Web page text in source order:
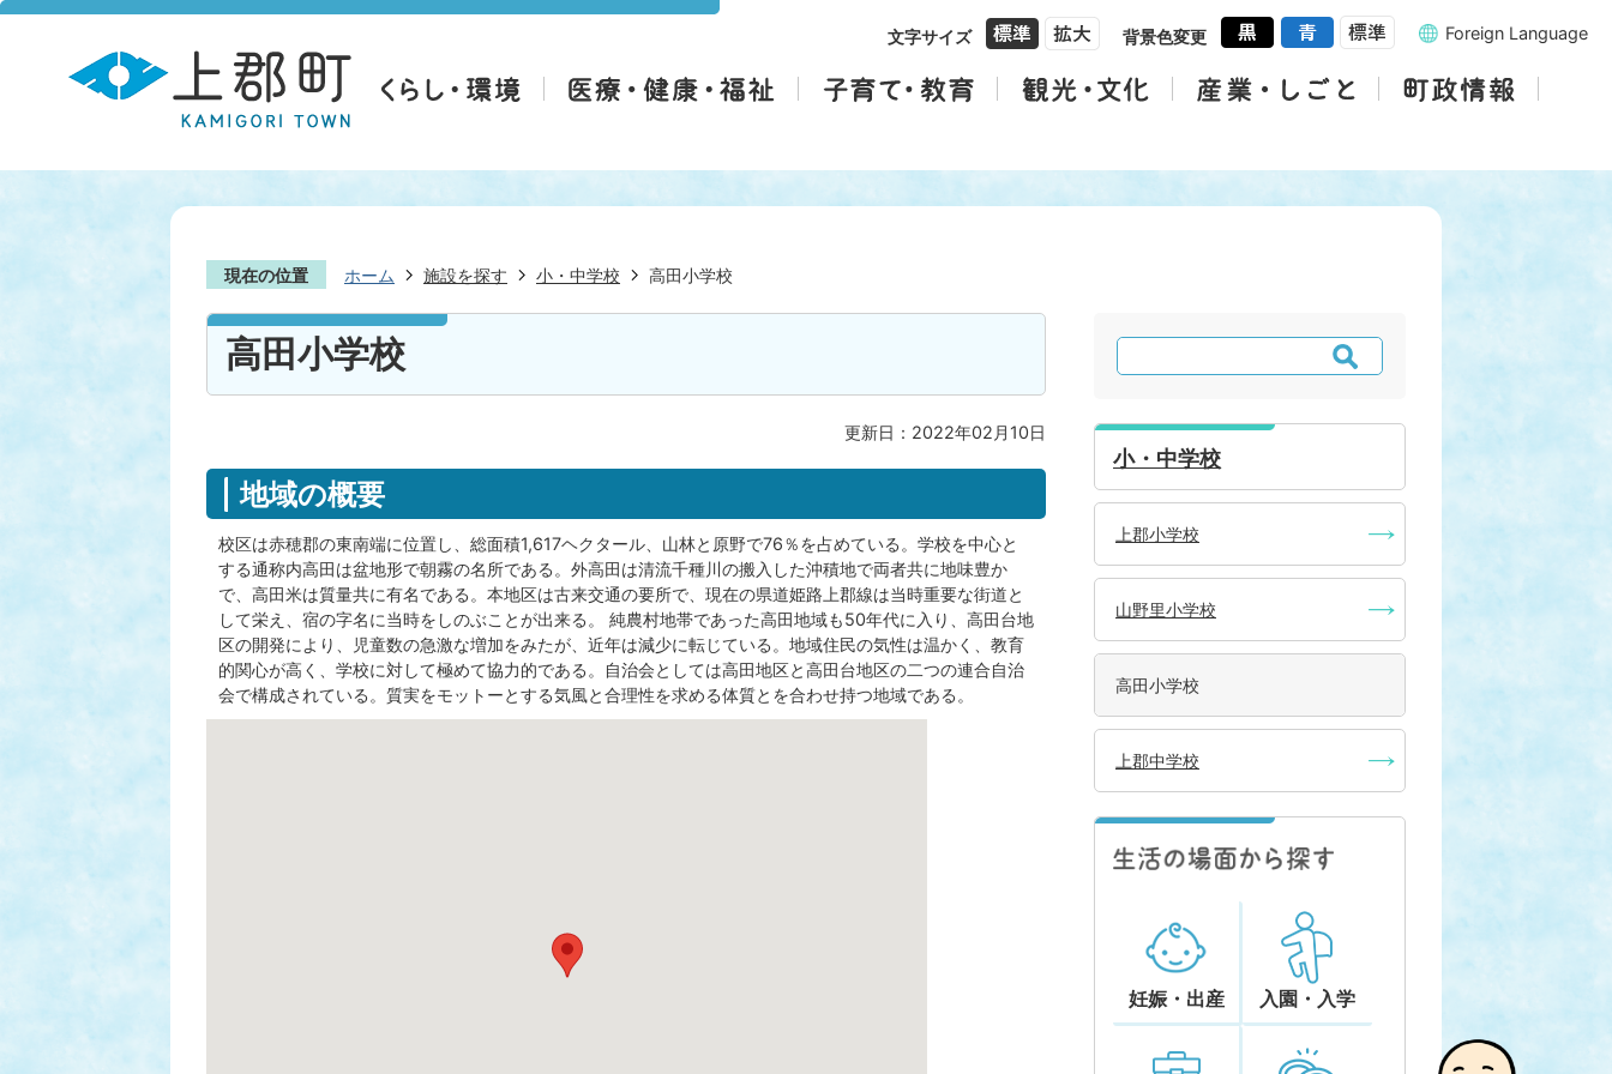
文字サイズ 背景色変更 Foreign Language
現在の位置 ホーム 施設を探す 小・中学校 高田小学校
高田小学校
更新日：2022年02月10日
地域の概要
校区は赤穂郡の東南端に位置し、総面積1,617ヘクタール、山林と原野で76％を占めている。学校を中心と
する通称内高田は盆地形で朝霧の名所である。外高田は清流千種川の搬入した沖積地で両者共に地味豊か
で、高田米は質量共に有名である。本地区は古来交通の要所で、現在の県道姫路上郡線は当時重要な街道と
して栄え、宿の字名に当時をしのぶことが出来る。 純農村地帯であった高田地域も50年代に入り、高田台地
区の開発により、児童数の急激な増加をみたが、近年は減少に転じている。地域住民の気性は温かく、教育
的関心が高く、学校に対して極めて協力的である。自治会としては高田地区と高田台地区の二つの連合自治
会で構成されている。質実をモットーとする気風と合理性を求める体質とを合わせ持つ地域である。
検
索
小・中学校
上郡小学校
山野里小学校
高田小学校
上郡中学校
妊娠・出産 入園・入学